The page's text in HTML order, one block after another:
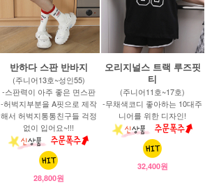
반하다 스판 반바지
(주니어13호~성인55)
-스판력이 아주 좋은 면스판
-허벅지부분을 A핏으로 제작
해서 허벅지통통친구들 걱정
없이 입어요~!!!
28,800원
오리지널스 트랙 루즈핏
티
(주니어11호~17호)
-무채색코디 좋아하는 10대주
니어를 위한 디자인!
32,400원